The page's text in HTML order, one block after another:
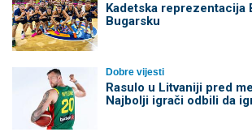
Kadetska reprezentacija
Bugarsku
Dobre vijesti
Rasulo u Litvaniji pred
Najbolji igrači odbili da